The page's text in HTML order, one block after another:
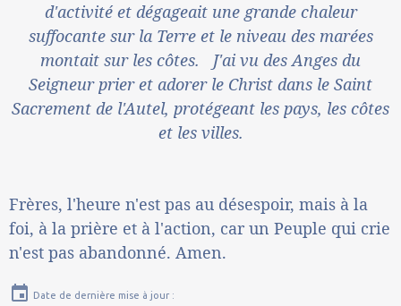
d'activité et dégageait une grande chaleur
suffocante sur la Terre et le niveau des marées
montait sur les côtes. J'ai vu des Anges du
Seigneur prier et adorer le Christ dans le Saint
Sacrement de l'Autel, protégeant les pays, les côtes
et les villes.
Frères, l'heure n'est pas au désespoir, mais à la
foi, à la prière et à l'action, car un Peuple qui crie
n'est pas abandonné. Amen.
Date de dernière mise à jour :